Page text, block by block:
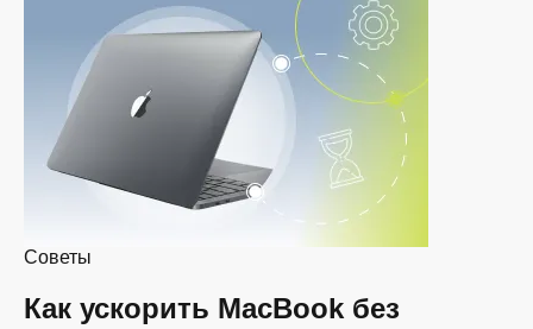
Советы
Как ускорить MacBook без